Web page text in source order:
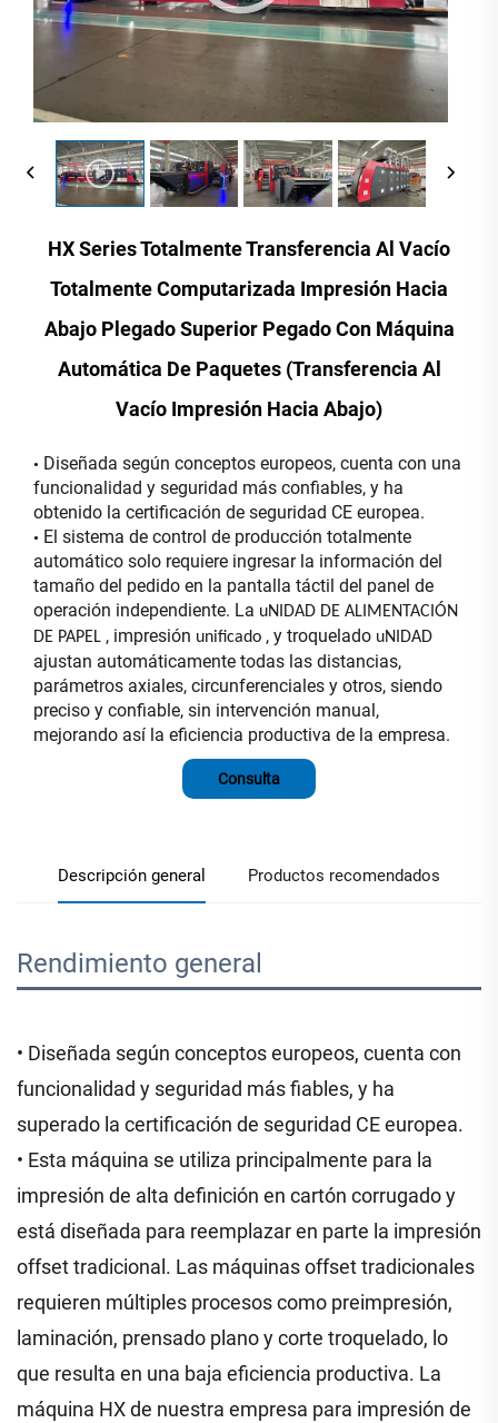
HX Series Totalmente Transferencia Al Vacío
Totalmente Computarizada Impresión Hacia
Abajo Plegado Superior Pegado Con Máquina
Automática De Paquetes (Transferencia Al
Vacío Impresión Hacia Abajo)
• Diseñada según conceptos europeos, cuenta con una
funcionalidad y seguridad más confiables, y ha
obtenido la certificación de seguridad CE europea.
• El sistema de control de producción totalmente
automático solo requiere ingresar la información del
tamaño del pedido en la pantalla táctil del panel de
operación independiente. La uNIDAD DE ALIMENTACIÓN
DE PAPEL , impresión unificado , y troquelado uNIDAD
ajustan automáticamente todas las distancias,
parámetros axiales, circunferenciales y otros, siendo
preciso y confiable, sin intervención manual,
mejorando así la eficiencia productiva de la empresa.
Consulta
Descripción general Productos recomendados
Rendimiento general
• Diseñada según conceptos europeos, cuenta con
funcionalidad y seguridad más fiables, y ha
superado la certificación de seguridad CE europea.
• Esta máquina se utiliza principalmente para la
impresión de alta definición en cartón corrugado y
está diseñada para reemplazar en parte la impresión
offset tradicional. Las máquinas offset tradicionales
requieren múltiples procesos como preimpresión,
laminación, prensado plano y corte troquelado, lo
que resulta en una baja eficiencia productiva. La
máquina HX de nuestra empresa para impresión de